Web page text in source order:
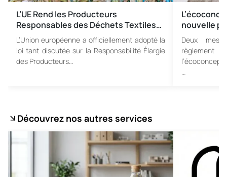
L’UE Rend les Producteurs
Responsables des Déchets Textiles…
L’Union européenne a officiellement adopté la
loi tant discutée sur la Responsabilité Élargie
des Producteurs…
nouvelle
Deux
règlement
…
Découvrez nos autres services